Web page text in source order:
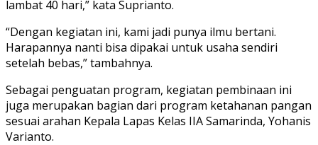
lambat 40 hari,” kata Suprianto.
“Dengan kegiatan ini, kami jadi punya ilmu bertani.
Harapannya nanti bisa dipakai untuk usaha sendiri
setelah bebas,” tambahnya.
Sebagai penguatan program, kegiatan pembinaan ini
juga merupakan bagian dari program ketahanan pangan
sesuai arahan Kepala Lapas Kelas IIA Samarinda, Yohanis
Varianto.